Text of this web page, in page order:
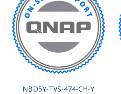
NBD5Y-TVS-474-CH-Y